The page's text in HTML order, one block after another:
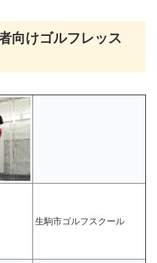
向けゴルフレッス
生駒市ゴルフスクール